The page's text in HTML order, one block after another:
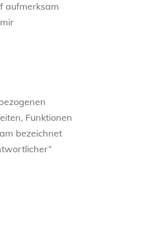
aufmerksam
Funktionen
bezeichnet